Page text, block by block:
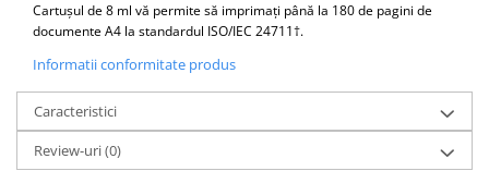
Cartușul de 8 ml vă permite să imprimați până la 180 de pagini de
documente A4 la standardul ISO/IEC 24711†.
Informatii conformitate produs
Caracteristici
Review-uri(0)